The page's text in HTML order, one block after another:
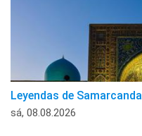
Leyendas de Samarcanda
sá, 08.08.2026